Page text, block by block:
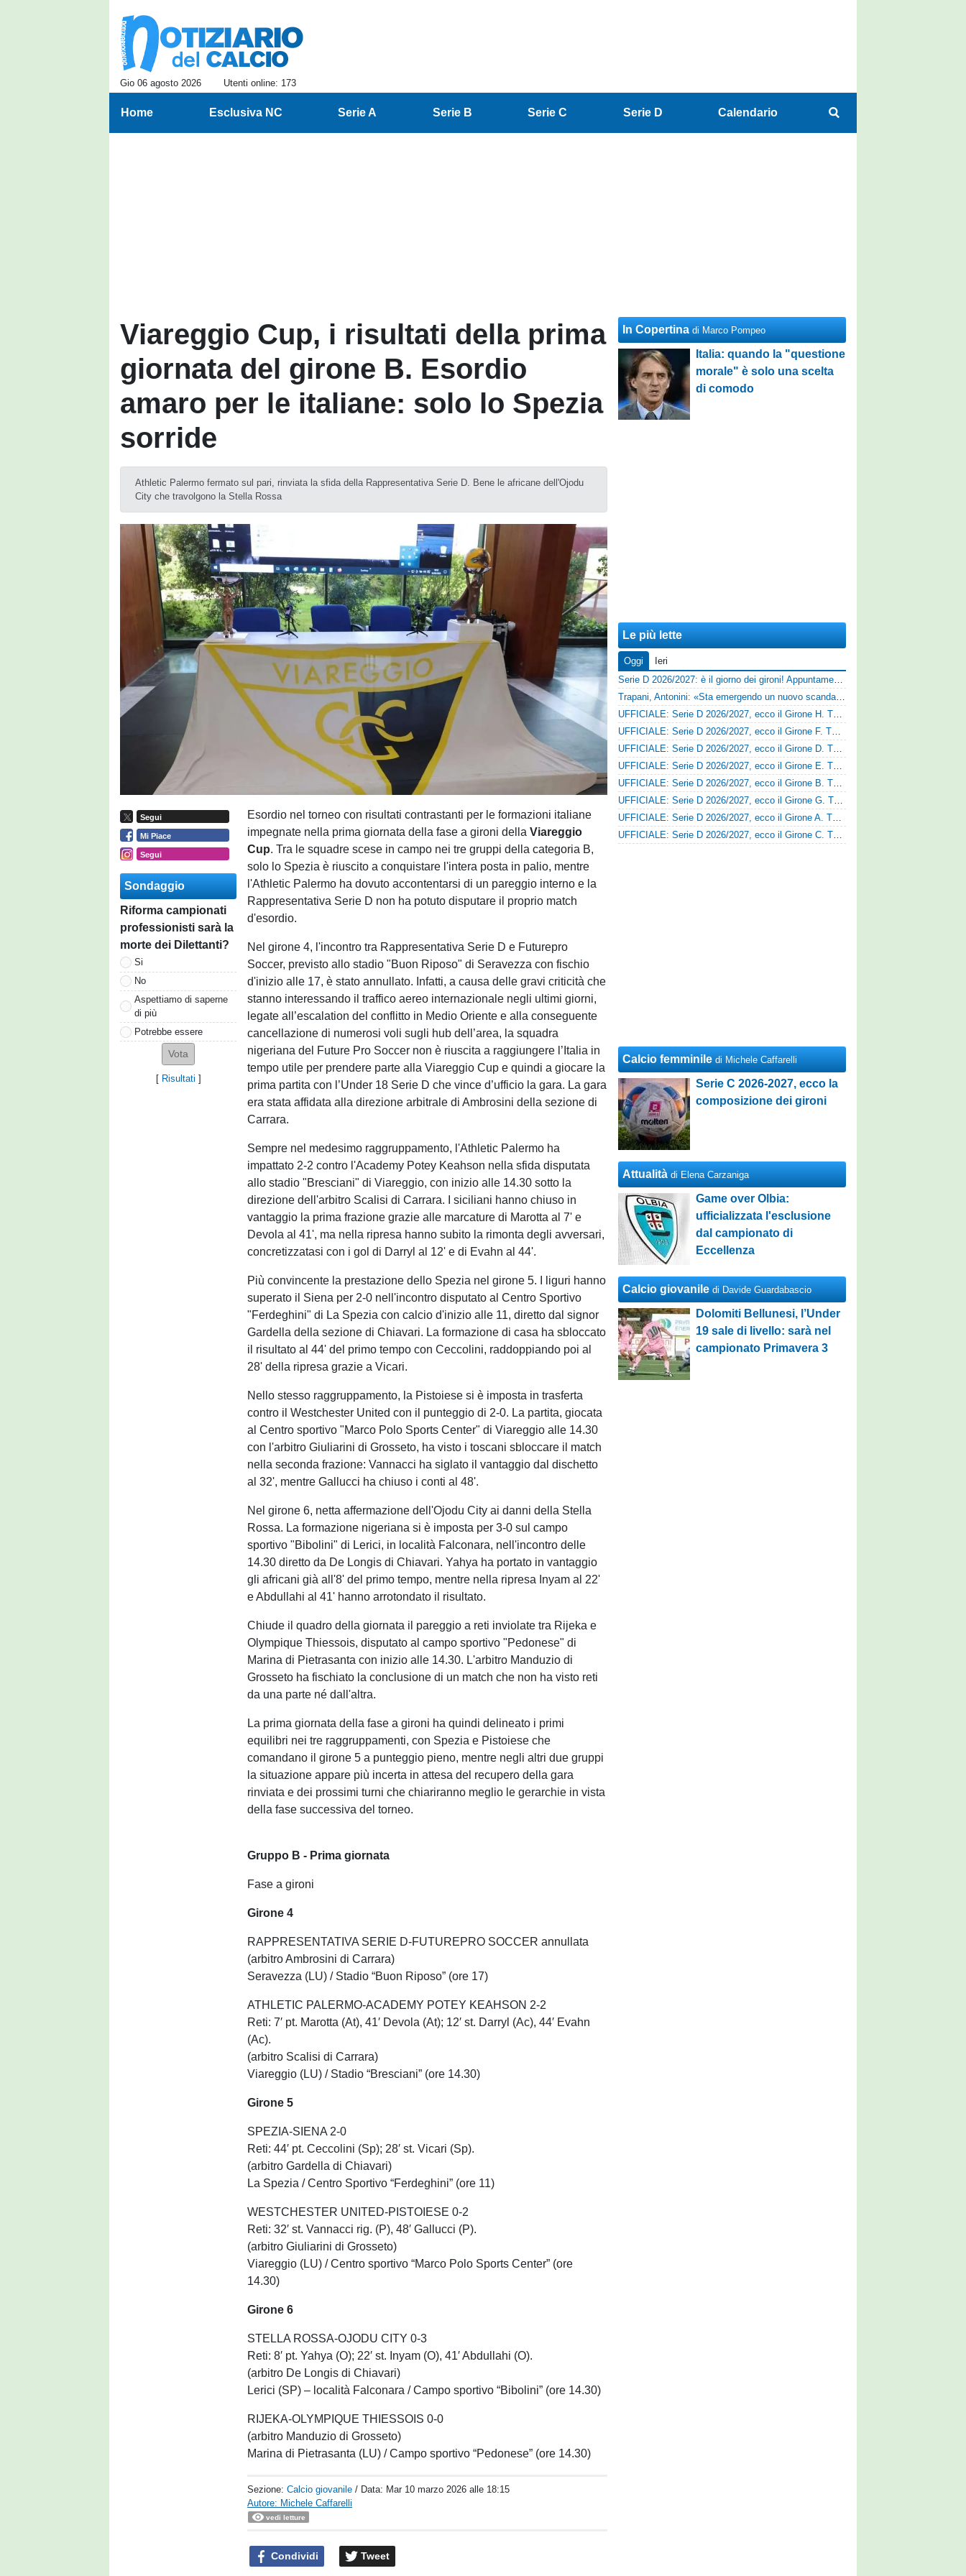
Gio 06 agosto 2026 Utenti online: 173
Home Esclusiva NC Serie A Serie B Serie C Serie D Calendario
Viareggio Cup, i risultati della prima
giornata del girone B. Esordio
amaro per le italiane: solo lo Spezia
sorride
Athletic Palermo fermato sul pari, rinviata la sfida della Rappresentativa Serie D. Bene le africane dell'Ojodu
City che travolgono la Stella Rossa
Segui
Mi Piace
Segui
Sondaggio
Riforma campionati
professionisti sarà la
morte dei Dilettanti?
Si
No
Aspettiamo di saperne
di più
Potrebbe essere
[ Risultati ]
Esordio nel torneo con risultati contrastanti per le formazioni italiane
impegnate nella prima giornata della fase a gironi della Viareggio
Cup. Tra le squadre scese in campo nei tre gruppi della categoria B,
solo lo Spezia è riuscito a conquistare l'intera posta in palio, mentre
l'Athletic Palermo ha dovuto accontentarsi di un pareggio interno e la
Rappresentativa Serie D non ha potuto disputare il proprio match
d'esordio.
Nel girone 4, l'incontro tra Rappresentativa Serie D e Futurepro
Soccer, previsto allo stadio "Buon Riposo" di Seravezza con fischio
d'inizio alle 17, è stato annullato. Infatti, a causa delle gravi criticità che
stanno interessando il traffico aereo internazionale negli ultimi giorni,
legate all’escalation del conflitto in Medio Oriente e alla conseguente
cancellazione di numerosi voli sugli hub dell’area, la squadra
nigeriana del Future Pro Soccer non è riuscita a raggiungere l’Italia in
tempo utile per prendere parte alla Viareggio Cup e quindi a giocare la
prima partita con l’Under 18 Serie D che vince d’ufficio la gara. La gara
era stata affidata alla direzione arbitrale di Ambrosini della sezione di
Carrara.
Sempre nel medesimo raggruppamento, l'Athletic Palermo ha
impattato 2-2 contro l'Academy Potey Keahson nella sfida disputata
allo stadio "Bresciani" di Viareggio, con inizio alle 14.30 sotto la
direzione dell'arbitro Scalisi di Carrara. I siciliani hanno chiuso in
vantaggio la prima frazione grazie alle marcature di Marotta al 7' e
Devola al 41', ma nella ripresa hanno subito la rimonta degli avversari,
concretizzatasi con i gol di Darryl al 12' e di Evahn al 44'.
Più convincente la prestazione dello Spezia nel girone 5. I liguri hanno
superato il Siena per 2-0 nell'incontro disputato al Centro Sportivo
"Ferdeghini" di La Spezia con calcio d'inizio alle 11, diretto dal signor
Gardella della sezione di Chiavari. La formazione di casa ha sbloccato
il risultato al 44' del primo tempo con Ceccolini, raddoppiando poi al
28' della ripresa grazie a Vicari.
Nello stesso raggruppamento, la Pistoiese si è imposta in trasferta
contro il Westchester United con il punteggio di 2-0. La partita, giocata
al Centro sportivo "Marco Polo Sports Center" di Viareggio alle 14.30
con l'arbitro Giuliarini di Grosseto, ha visto i toscani sbloccare il match
nella seconda frazione: Vannacci ha siglato il vantaggio dal dischetto
al 32', mentre Gallucci ha chiuso i conti al 48'.
Nel girone 6, netta affermazione dell'Ojodu City ai danni della Stella
Rossa. La formazione nigeriana si è imposta per 3-0 sul campo
sportivo "Bibolini" di Lerici, in località Falconara, nell'incontro delle
14.30 diretto da De Longis di Chiavari. Yahya ha portato in vantaggio
gli africani già all'8' del primo tempo, mentre nella ripresa Inyam al 22'
e Abdullahi al 41' hanno arrotondato il risultato.
Chiude il quadro della giornata il pareggio a reti inviolate tra Rijeka e
Olympique Thiessois, disputato al campo sportivo "Pedonese" di
Marina di Pietrasanta con inizio alle 14.30. L'arbitro Manduzio di
Grosseto ha fischiato la conclusione di un match che non ha visto reti
da una parte né dall'altra.
La prima giornata della fase a gironi ha quindi delineato i primi
equilibri nei tre raggruppamenti, con Spezia e Pistoiese che
comandano il girone 5 a punteggio pieno, mentre negli altri due gruppi
la situazione appare più incerta in attesa del recupero della gara
rinviata e dei prossimi turni che chiariranno meglio le gerarchie in vista
della fase successiva del torneo.
Gruppo B - Prima giornata
Fase a gironi
Girone 4
RAPPRESENTATIVA SERIE D-FUTUREPRO SOCCER annullata
(arbitro Ambrosini di Carrara)
Seravezza (LU) / Stadio “Buon Riposo” (ore 17)
ATHLETIC PALERMO-ACADEMY POTEY KEAHSON 2-2
Reti: 7′ pt. Marotta (At), 41′ Devola (At); 12′ st. Darryl (Ac), 44′ Evahn
(Ac).
(arbitro Scalisi di Carrara)
Viareggio (LU) / Stadio “Bresciani” (ore 14.30)
Girone 5
SPEZIA-SIENA 2-0
Reti: 44′ pt. Ceccolini (Sp); 28′ st. Vicari (Sp).
(arbitro Gardella di Chiavari)
La Spezia / Centro Sportivo “Ferdeghini” (ore 11)
WESTCHESTER UNITED-PISTOIESE 0-2
Reti: 32′ st. Vannacci rig. (P), 48′ Gallucci (P).
(arbitro Giuliarini di Grosseto)
Viareggio (LU) / Centro sportivo “Marco Polo Sports Center” (ore
14.30)
Girone 6
STELLA ROSSA-OJODU CITY 0-3
Reti: 8′ pt. Yahya (O); 22′ st. Inyam (O), 41′ Abdullahi (O).
(arbitro De Longis di Chiavari)
Lerici (SP) – località Falconara / Campo sportivo “Bibolini” (ore 14.30)
RIJEKA-OLYMPIQUE THIESSOIS 0-0
(arbitro Manduzio di Grosseto)
Marina di Pietrasanta (LU) / Campo sportivo “Pedonese” (ore 14.30)
Sezione:Calcio giovanile / Data: Mar 10 marzo 2026 alle 18:15
Autore: Michele Caffarelli
vedi letture
Condividi Tweet
In Copertina di Marco Pompeo
Italia: quando la "questione
morale" è solo una scelta
di comodo
Le più lette
Oggi
Ieri
Serie D 2026/2027: è il giorno dei gironi! Appuntamento fissato
Trapani, Antonini: «Sta emergendo un nuovo scandalo»
UFFICIALE: Serie D 2026/2027, ecco il Girone H. Tutte le squadre
UFFICIALE: Serie D 2026/2027, ecco il Girone F. Tutte le squadre
UFFICIALE: Serie D 2026/2027, ecco il Girone D. Tutte le squadre
UFFICIALE: Serie D 2026/2027, ecco il Girone E. Tutte le squadre
UFFICIALE: Serie D 2026/2027, ecco il Girone B. Tutte le squadre
UFFICIALE: Serie D 2026/2027, ecco il Girone G. Tutte le squadre
UFFICIALE: Serie D 2026/2027, ecco il Girone A. Tutte le squadre
UFFICIALE: Serie D 2026/2027, ecco il Girone C. Tutte le squadre
Calcio femminile di Michele Caffarelli
Serie C 2026-2027, ecco la
composizione dei gironi
Attualità di Elena Carzaniga
Game over Olbia:
ufficializzata l'esclusione
dal campionato di
Eccellenza
Calcio giovanile di Davide Guardabascio
Dolomiti Bellunesi, l’Under
19 sale di livello: sarà nel
campionato Primavera 3